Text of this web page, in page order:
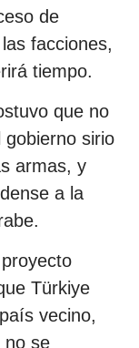
de
facciones,
tiempo.
que no
gobierno sirio
armas, y
a la
Türkiye
vecino,
no se